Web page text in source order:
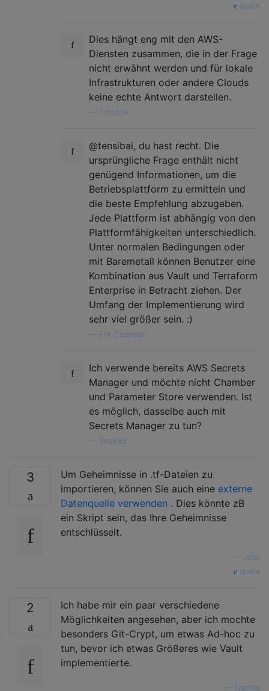
quelle
Dies hängt eng mit den AWS-
Diensten zusammen, die in der Frage
nicht erwähnt werden und für lokale
Infrastrukturen oder andere Clouds
keine echte Antwort darstellen.
Tensibai
@tensibai, du hast recht. Die
ursprüngliche Frage enthält nicht
genügend Informationen, um die
Betriebsplattform zu ermitteln und
die beste Empfehlung abzugeben.
Jede Plattform ist abhängig von den
Plattformfähigkeiten unterschiedlich.
Unter normalen Bedingungen oder
mit Baremetall können Benutzer eine
Kombination aus Vault und Terraform
Enterprise in Betracht ziehen. Der
Umfang der Implementierung wird
sehr viel größer sein. :)
Erik Osterman
Ich verwende bereits AWS Secrets
Manager und möchte nicht Chamber
und Parameter Store verwenden. Ist
es möglich, dasselbe auch mit
Secrets Manager zu tun?
Red888
3
Um Geheimnisse in .tf-Dateien zu
importieren, können Sie auch eine externe
Datenquelle verwenden . Dies könnte zB
ein Skript sein, das Ihre Geheimnisse
entschlüsselt.
Jofel
quelle
2
Ich habe mir ein paar verschiedene
Möglichkeiten angesehen, aber ich mochte
besonders Git-Crypt, um etwas Ad-hoc zu
tun, bevor ich etwas Größeres wie Vault
implementierte.
Naphta